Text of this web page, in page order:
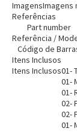
ImagensImagens
Referências
Part number
Referência /
Código de
Itens Inclusos
Itens Inclusos01-
01-
01-
02-
02-
01-